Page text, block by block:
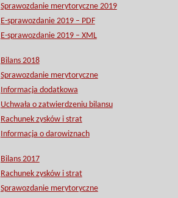
Sprawozdanie merytoryczne 2019
E-sprawozdanie 2019 – PDF
E-sprawozdanie 2019 – XML
Bilans 2018
Sprawozdanie merytoryczne
Informacja dodatkowa
Uchwała o zatwierdzeniu bilansu
Rachunek zysków i strat
Informacja o darowiznach
Bilans 2017
Rachunek zysków i strat
Sprawozdanie merytoryczne